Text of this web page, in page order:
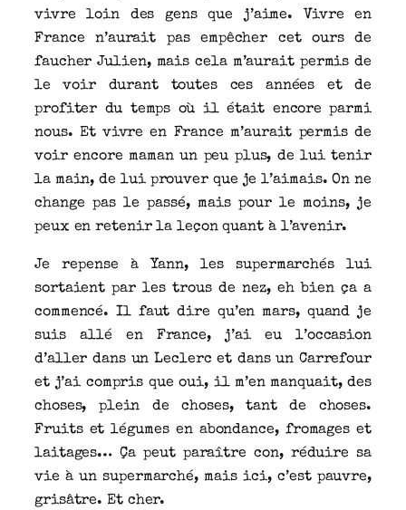
vivre loin des gens que j’aime. Vivre en
France n’aurait pas empêcher cet ours de
faucher Julien, mais cela m’aurait permis de
le voir durant toutes ces années et de
profiter du temps où il était encore parmi
nous. Et vivre en France m’aurait permis de
voir encore maman un peu plus, de lui tenir
la main, de lui prouver que je l’aimais. On ne
change pas le passé, mais pour le moins, je
peux en retenir la leçon quant à l’avenir.
Je repense à Yann, les supermarchés lui
sortaient par les trous de nez, eh bien ça a
commencé. Il faut dire qu’en mars, quand je
suis allé en France, j’ai eu l’occasion
d’aller dans un Leclerc et dans un Carrefour
et j’ai compris que oui, il m’en manquait, des
choses, plein de choses, tant de choses.
Fruits et légumes en abondance, fromages et
laitages… Ça peut paraître con, réduire sa
vie à un supermarché, mais ici, c’est pauvre,
grisâtre. Et cher.